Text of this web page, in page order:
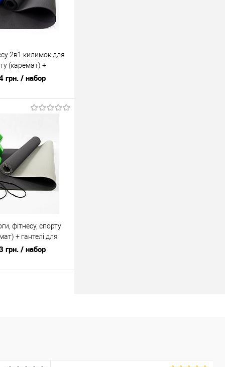
2в1 килимок для
(каремат) +
OSPORT Set 8 (n-
грн. / набор
До
порівняння
У наявності
фітнесу, спорту
+ гантелі для
OSPORT Set 65
грн. / набор